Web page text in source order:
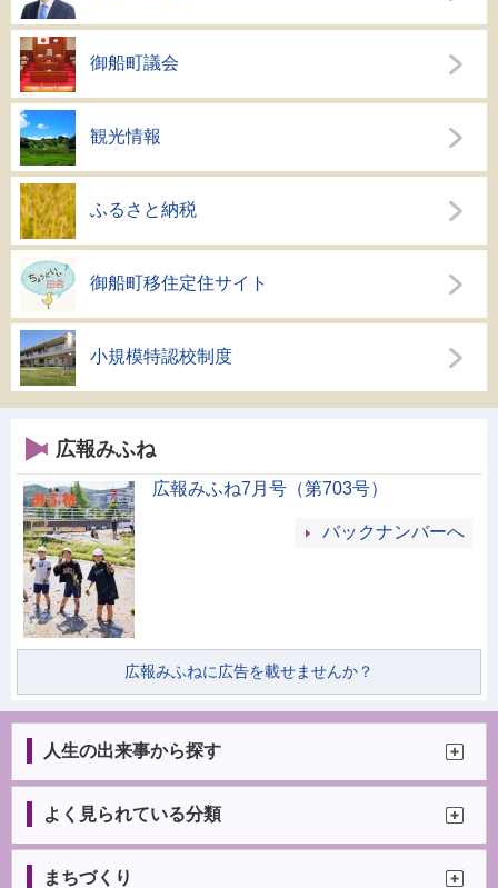
御船町議会
観光情報
ふるさと納税
御船町移住定住サイト
小規模特認校制度
広報みふね
広報みふね7月号（第703号）
バックナンバーへ
広報みふねに広告を載せませんか？
人生の出来事から探す
よく見られている分類
まちづくり